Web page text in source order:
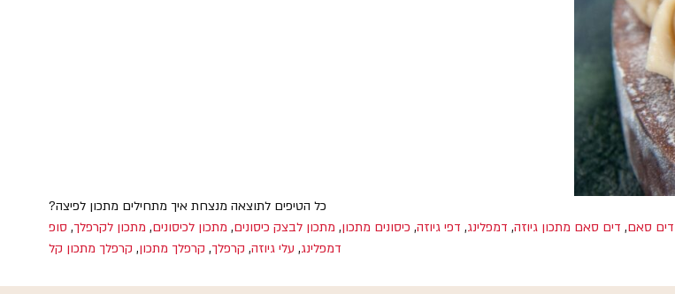
כל הטיפים לתוצאה מנצחת איך מתחילים מתכון לפיצה?
דים סאם, דים סאם מתכון גיוזה, דמפלינג, דפי גיוזה, כיסונים מתכון, מתכון לבצק כיסונים, מתכון לכיסונים, מתכון לקרפלך, סופ
דמפלינג, עלי גיוזה, קרפלך, קרפלך מתכון, קרפלך מתכון קל